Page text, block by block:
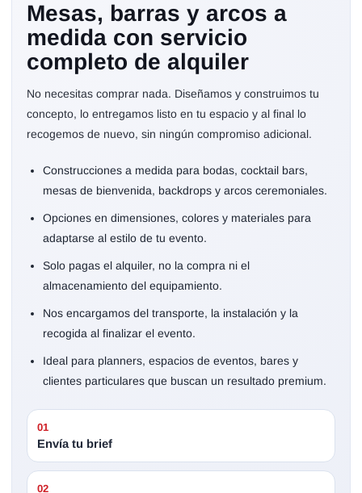
ideal que imaginas y
lo alquilas sin
comprar
Mesas, barras y arcos a
medida con servicio
completo de alquiler
No necesitas comprar nada. Diseñamos y construimos tu
concepto, lo entregamos listo en tu espacio y al final lo
recogemos de nuevo, sin ningún compromiso adicional.
Construcciones a medida para bodas, cocktail bars,
mesas de bienvenida, backdrops y arcos ceremoniales.
Opciones en dimensiones, colores y materiales para
adaptarse al estilo de tu evento.
Solo pagas el alquiler, no la compra ni el
almacenamiento del equipamiento.
Nos encargamos del transporte, la instalación y la
recogida al finalizar el evento.
Ideal para planners, espacios de eventos, bares y
clientes particulares que buscan un resultado premium.
01
Envía tu brief
02